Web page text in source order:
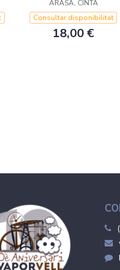
ARASA, CINTA
Consultar disponibilitat
18,00 €